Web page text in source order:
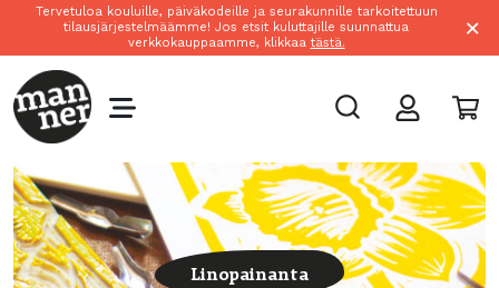
Tervetuloa kouluille, päiväkodeille ja seurakunnille tarkoitettuun
tilausjärjestelmäämme! Jos etsit kuluttajille suunnattua
verkkokauppaamme, klikkaa tästä. ×
Linopainanta